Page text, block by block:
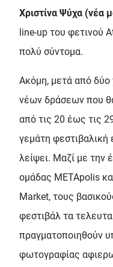
Χριστίνα Ψύχα (νέα
line-up του φετινού
πολύ σύντομα.
Ακόμη, μετά από δύο
νέων δράσεων που
από τις 20 έως τις
γεμάτη φεστιβαλική
λείψει. Μαζί με την
ομάδας METApolis
Market, τους
φεστιβάλ τα
πραγματοποιηθούν
φωτογραφίας